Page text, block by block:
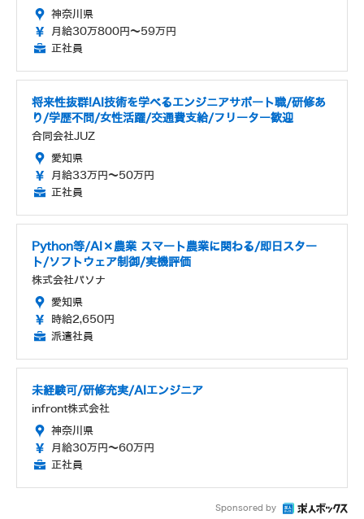
神奈川県
月給30万800円～59万円
正社員
将来性抜群!AI技術を学べるエンジニアサポート職/研修あ
り/学歴不問/女性活躍/交通費支給/フリーター歓迎
合同会社JUZ
愛知県
月給33万円～50万円
正社員
Python等/AI×農業 スマート農業に関わる/即日スター
ト/ソフトウェア制御/実機評価
株式会社パソナ
愛知県
時給2,650円
派遣社員
未経験可/研修充実/AIエンジニア
infront株式会社
神奈川県
月給30万円～60万円
正社員
Sponsored by